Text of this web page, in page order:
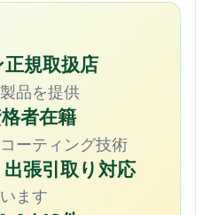
規取扱店
品を提供
者在籍
ーティング技術
張引取り対応
ます